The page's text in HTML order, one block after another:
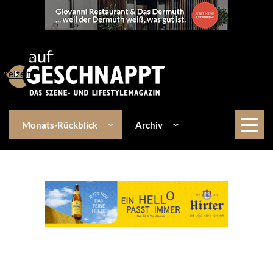
Lifestyle
Freizeit
Monats-Rückblick Archiv